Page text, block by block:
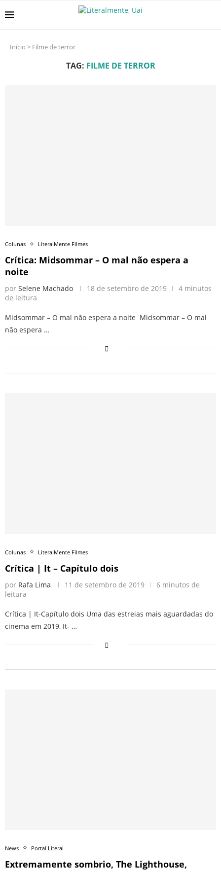
Início > Filme de terror
TAG: FILME DE TERROR
Colunas LiteralMente Filmes
Crítica: Midsommar – O mal não espera a
noite
por Selene Machado 18 de setembro de 2019
4 minutos
de leitura
Midsommar – O mal não espera a noite Midsommar – O mal
não espera …
Colunas LiteralMente Filmes
Crítica | It – Capítulo dois
por Rafa Lima 11 de setembro de 2019
6 minutos de
leitura
Crítica | It-Capítulo dois Uma das estreias mais aguardadas do
cinema em 2019, It- …
News Portal Literal
Extremamente sombrio, The Lighthouse,